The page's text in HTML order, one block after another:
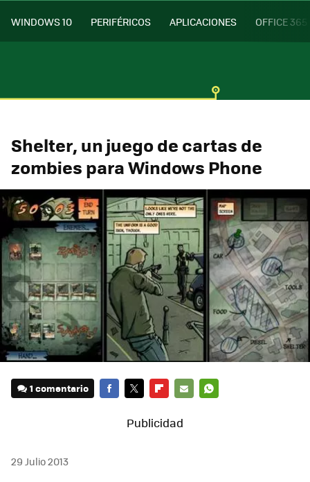
WINDOWS 10 PERIFÉRICOS APLICACIONES OFFICE 365
Shelter, un juego de cartas de
zombies para Windows Phone
1 comentario
MAIL
29 Julio 2013